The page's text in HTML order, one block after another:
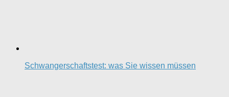
Schwangerschaftstest: was Sie wissen müssen